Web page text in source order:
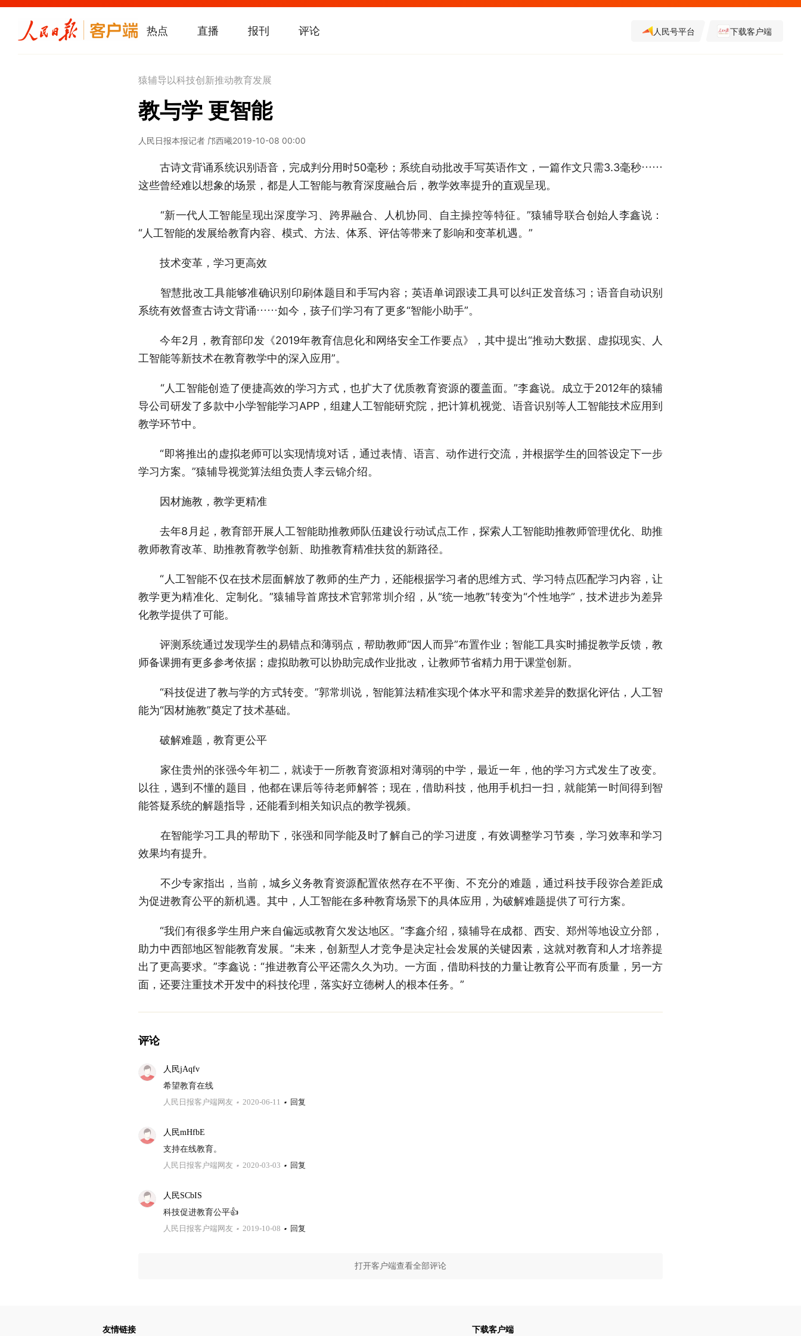
热点 直播 报刊 评论 人民号平台 下载客户端
猿辅导以科技创新推动教育发展
教与学 更智能
人民日报本报记者 邝西曦2019-10-08 00:00
古诗文背诵系统识别语音，完成判分用时50毫秒；系统自动批改手写英语作文，一篇作文只需3.3毫秒……
这些曾经难以想象的场景，都是人工智能与教育深度融合后，教学效率提升的直观呈现。
“新一代人工智能呈现出深度学习、跨界融合、人机协同、自主操控等特征。”猿辅导联合创始人李鑫说：
“人工智能的发展给教育内容、模式、方法、体系、评估等带来了影响和变革机遇。”
技术变革，学习更高效
智慧批改工具能够准确识别印刷体题目和手写内容；英语单词跟读工具可以纠正发音练习；语音自动识别
系统有效督查古诗文背诵……如今，孩子们学习有了更多“智能小助手”。
今年2月，教育部印发《2019年教育信息化和网络安全工作要点》，其中提出“推动大数据、虚拟现实、人
工智能等新技术在教育教学中的深入应用”。
“人工智能创造了便捷高效的学习方式，也扩大了优质教育资源的覆盖面。”李鑫说。成立于2012年的猿辅
导公司研发了多款中小学智能学习APP，组建人工智能研究院，把计算机视觉、语音识别等人工智能技术应用到
教学环节中。
“即将推出的虚拟老师可以实现情境对话，通过表情、语言、动作进行交流，并根据学生的回答设定下一步
学习方案。”猿辅导视觉算法组负责人李云锦介绍。
因材施教，教学更精准
去年8月起，教育部开展人工智能助推教师队伍建设行动试点工作，探索人工智能助推教师管理优化、助推
教师教育改革、助推教育教学创新、助推教育精准扶贫的新路径。
“人工智能不仅在技术层面解放了教师的生产力，还能根据学习者的思维方式、学习特点匹配学习内容，让
教学更为精准化、定制化。”猿辅导首席技术官郭常圳介绍，从“统一地教”转变为“个性地学”，技术进步为差异
化教学提供了可能。
评测系统通过发现学生的易错点和薄弱点，帮助教师“因人而异”布置作业；智能工具实时捕捉教学反馈，教
师备课拥有更多参考依据；虚拟助教可以协助完成作业批改，让教师节省精力用于课堂创新。
“科技促进了教与学的方式转变。”郭常圳说，智能算法精准实现个体水平和需求差异的数据化评估，人工智
能为“因材施教”奠定了技术基础。
破解难题，教育更公平
家住贵州的张强今年初二，就读于一所教育资源相对薄弱的中学，最近一年，他的学习方式发生了改变。
以往，遇到不懂的题目，他都在课后等待老师解答；现在，借助科技，他用手机扫一扫，就能第一时间得到智
能答疑系统的解题指导，还能看到相关知识点的教学视频。
在智能学习工具的帮助下，张强和同学能及时了解自己的学习进度，有效调整学习节奏，学习效率和学习
效果均有提升。
不少专家指出，当前，城乡义务教育资源配置依然存在不平衡、不充分的难题，通过科技手段弥合差距成
为促进教育公平的新机遇。其中，人工智能在多种教育场景下的具体应用，为破解难题提供了可行方案。
“我们有很多学生用户来自偏远或教育欠发达地区。”李鑫介绍，猿辅导在成都、西安、郑州等地设立分部，
助力中西部地区智能教育发展。“未来，创新型人才竞争是决定社会发展的关键因素，这就对教育和人才培养提
出了更高要求。”李鑫说：“推进教育公平还需久久为功。一方面，借助科技的力量让教育公平而有质量，另一方
面，还要注重技术开发中的科技伦理，落实好立德树人的根本任务。”
评论
人民jAqfv
希望教育在线
人民日报客户端网友
2020-06-11 回复
人民mHfbE
支持在线教育。
人民日报客户端网友
2020-03-03 回复
人民SCbIS
科技促进教育公平👍
人民日报客户端网友
2019-10-08 回复
打开客户端查看全部评论
友情链接 下载客户端